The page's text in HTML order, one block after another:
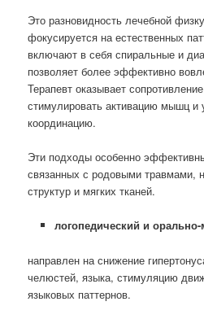
Это разновидность лечебной
фокусируется на естественных
включают в себя спиральные и
позволяет более эффективно
Терапевт оказывает
стимулировать активацию мышц и
координацию.
Эти подходы особенно
связанных сродовыми травмами,
структур и мягких тканей.
логопедический и
направлен на снижение
челюстей, языка, стимуляцию
языковых паттернов.